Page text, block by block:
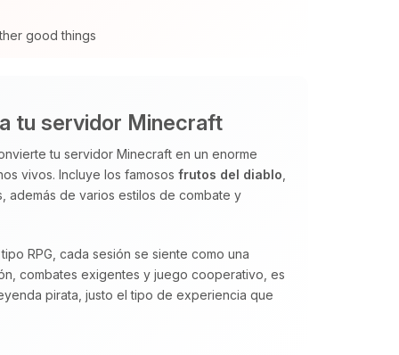
good things
tu servidor Minecraft
tu servidor Minecraft en un enorme
vivos. Incluye los famosos frutos del diablo
además de varios estilos de combate y
RPG, cada sesión se siente como una
combates exigentes y juego cooperativo, es
pirata, justo el tipo de experiencia que